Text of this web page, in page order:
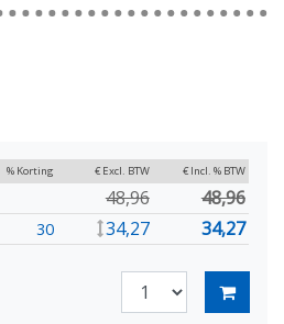
% Korting € Excl. BTW € Incl. % BTW
48,96 48,96
30 34,27 34,27